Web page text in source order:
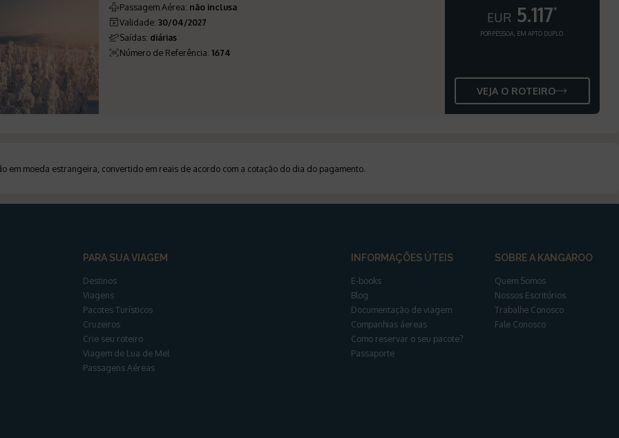
Passagem Aérea: não inclusa
Validade:30/04/2027
Saídas: diárias
Número de Referência:1674
EUR 5.117*
POR PESSOA, EM APTO DUPLO
VEJA O ROTEIRO
em moeda estrangeira, convertido em reais de acordo com a cotação do dia do pagamento.
PARA SUA VIAGEM
Destinos
Viagens
Pacotes Turísticos
Cruzeiros
Crie seu roteiro
Viagem de Lua de Mel
Passagens Aéreas
INFORMAÇÕES ÚTEIS
E-books
Blog
Documentação de viagem
Companhias áereas
Como reservar o seu pacote?
Passaporte
SOBRE A KANGAROO
Quem Somos
Nossos Escritórios
Trabalhe Conosco
Fale Conosco